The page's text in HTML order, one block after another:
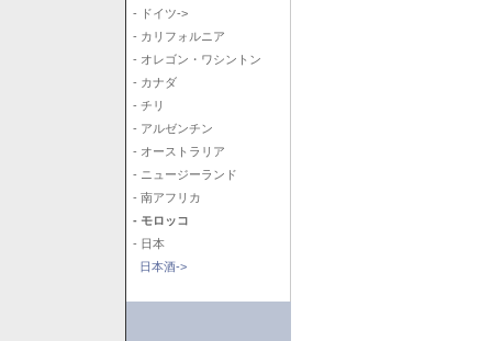
- ドイツ->
- カリフォルニア
- オレゴン・ワシントン
- カナダ
- チリ
- アルゼンチン
- オーストラリア
- ニュージーランド
- 南アフリカ
- モロッコ
- 日本
日本酒->